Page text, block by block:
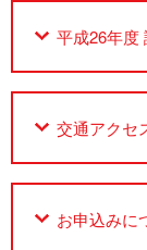
平成26年度
交通アクセ
お申込みに